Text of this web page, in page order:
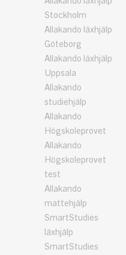
Stockholm
Allakando läxhjälp
Göteborg
Allakando läxhjälp
Uppsala
Allakando
studiehjälp
Allakando
Högskoleprovet
Allakando
Högskoleprovet
test
Allakando
mattehjälp
SmartStudies
läxhjälp
SmartStudies